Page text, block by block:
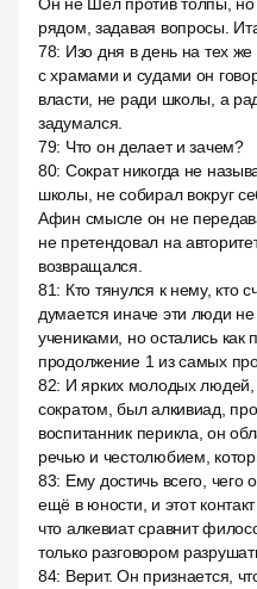
рядом, задавая вопросы.
78: Изо дня в день на тех
с храмами и судами он
власти, не ради школы, а
задумался.
79: Что он делает и зачем?
80: Сократ никогда не
школы, не собирал вокруг
Афин смысле он не
не претендовал на
возвращался.
81: Кто тянулся к нему, кто
думается иначе эти люди
учениками, но остались как
продолжение 1 из самых
82: И ярких молодых
сократом, был алкивиад,
воспитанник перикла, он
речью и честолюбием,
83: Ему достичь всего, чего
ещё в юности, и этот
что алкевиат сравнит
только разговором
84: Верит. Он признается,